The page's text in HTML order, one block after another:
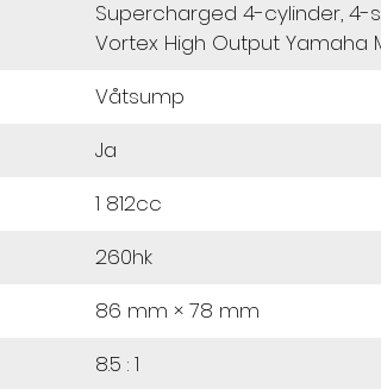
Supercharged 4-cylinder, 4-
Vortex High Output Yamaha
Våtsump
Ja
1 812cc
260hk
86 mm × 78 mm
8.5 : 1